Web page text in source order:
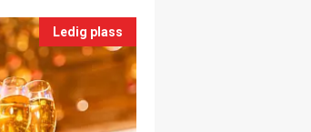
Ledig plass